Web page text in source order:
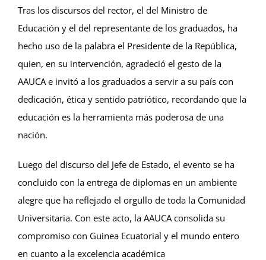
Tras los discursos del rector, el del Ministro de
Educación y el del representante de los graduados, ha
hecho uso de la palabra el Presidente de la República,
quien, en su intervención, agradeció el gesto de la
AAUCA e invitó a los graduados a servir a su país con
dedicación, ética y sentido patriótico, recordando que la
educación es la herramienta más poderosa de una
nación.
Luego del discurso del Jefe de Estado, el evento se ha
concluido con la entrega de diplomas en un ambiente
alegre que ha reflejado el orgullo de toda la Comunidad
Universitaria. Con este acto, la AAUCA consolida su
compromiso con Guinea Ecuatorial y el mundo entero
en cuanto a la excelencia académica